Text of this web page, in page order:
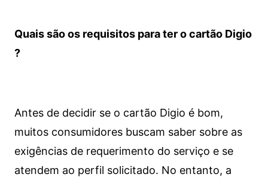
Quais são os requisitos para ter o cartão Digio
?
Antes de decidir se o cartão Digio é bom,
muitos consumidores buscam saber sobre as
exigências de requerimento do serviço e se
atendem ao perfil solicitado. No entanto, a